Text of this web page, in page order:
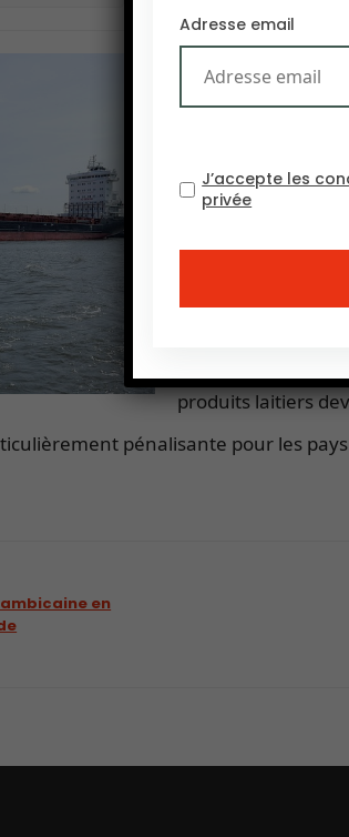
La facture des
cause, en
L’indiceBaltic Dry
Ainsi, alors que le
produits laitiers
pénalisante pour les
en
Adresse email
J’accepte les
privée